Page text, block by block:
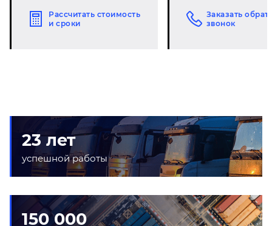
Рассчитать стоимость
и сроки
Заказать
звонок
23 лет
успешной работы
150 000